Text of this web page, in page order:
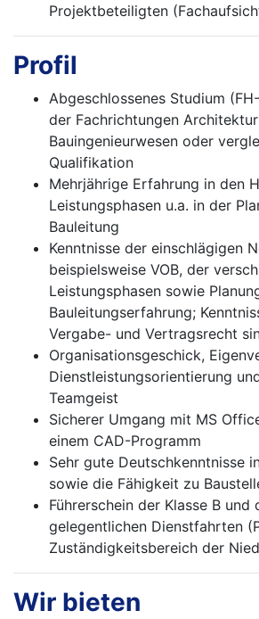
Projektbeteiligten
Profil
Abgeschlossenes Studium
der Fachrichtungen
Bauingenieurwesen oder
Qualifikation
Mehrjährige Erfahrung in den
Leistungsphasen u.a. in der
Bauleitung
Kenntnisse der einschlägigen
beispielsweise VOB, der
Leistungsphasen sowie
Bauleitungserfahrung;
Vergabe- und Vertragsrecht
Organisationsgeschick,
Dienstleistungsorientierung
Teamgeist
Sicherer Umgang mit MS
einem CAD-Programm
Sehr gute Deutschkenntnisse
sowie die Fähigkeit zu
Führerschein der Klasse B
gelegentlichen Dienstfahrten
Zuständigkeitsbereich der
Wir bieten